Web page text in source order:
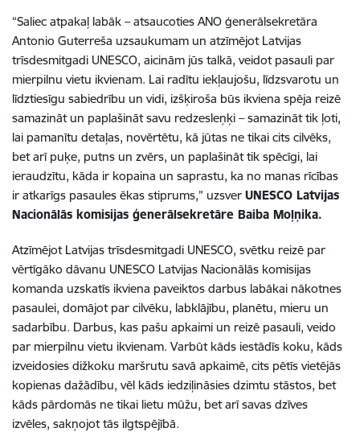
“Saliec atpakaļ labāk – atsaucoties ANO ģenerālsekretāra
Antonio Guterreša uzsaukumam un atzīmējot Latvijas
trīsdesmitgadi UNESCO, aicinām jūs talkā, veidot pasauli par
mierpilnu vietu ikvienam. Lai radītu iekļaujošu, līdzsvarotu un
līdztiesīgu sabiedrību un vidi, izšķiroša būs ikviena spēja reizē
samazināt un paplašināt savu redzesleņķi – samazināt tik ļoti,
lai pamanītu detaļas, novērtētu, kā jūtas ne tikai cits cilvēks,
bet arī puķe, putns un zvērs, un paplašināt tik spēcīgi, lai
ieraudzītu, kāda ir kopaina un saprastu, ka no manas rīcības
ir atkarīgs pasaules ēkas stiprums,” uzsver UNESCO Latvijas
Nacionālās komisijas ģenerālsekretāre Baiba Moļņika.
Atzīmējot Latvijas trīsdesmitgadi UNESCO, svētku reizē par
vērtīgāko dāvanu UNESCO Latvijas Nacionālās komisijas
komanda uzskatīs ikviena paveiktos darbus labākai nākotnes
pasaulei, domājot par cilvēku, labklājību, planētu, mieru un
sadarbību. Darbus, kas pašu apkaimi un reizē pasauli, veido
par mierpilnu vietu ikvienam. Varbūt kāds iestādīs koku, kāds
izveidosies dižkoku maršrutu savā apkaimē, cits pētīs vietējās
kopienas dažādību, vēl kāds iedziļināsies dzimtu stāstos, bet
kāds pārdomās ne tikai lietu mūžu, bet arī savas dzīves
izvēles, sakņojot tās ilgtspējībā.